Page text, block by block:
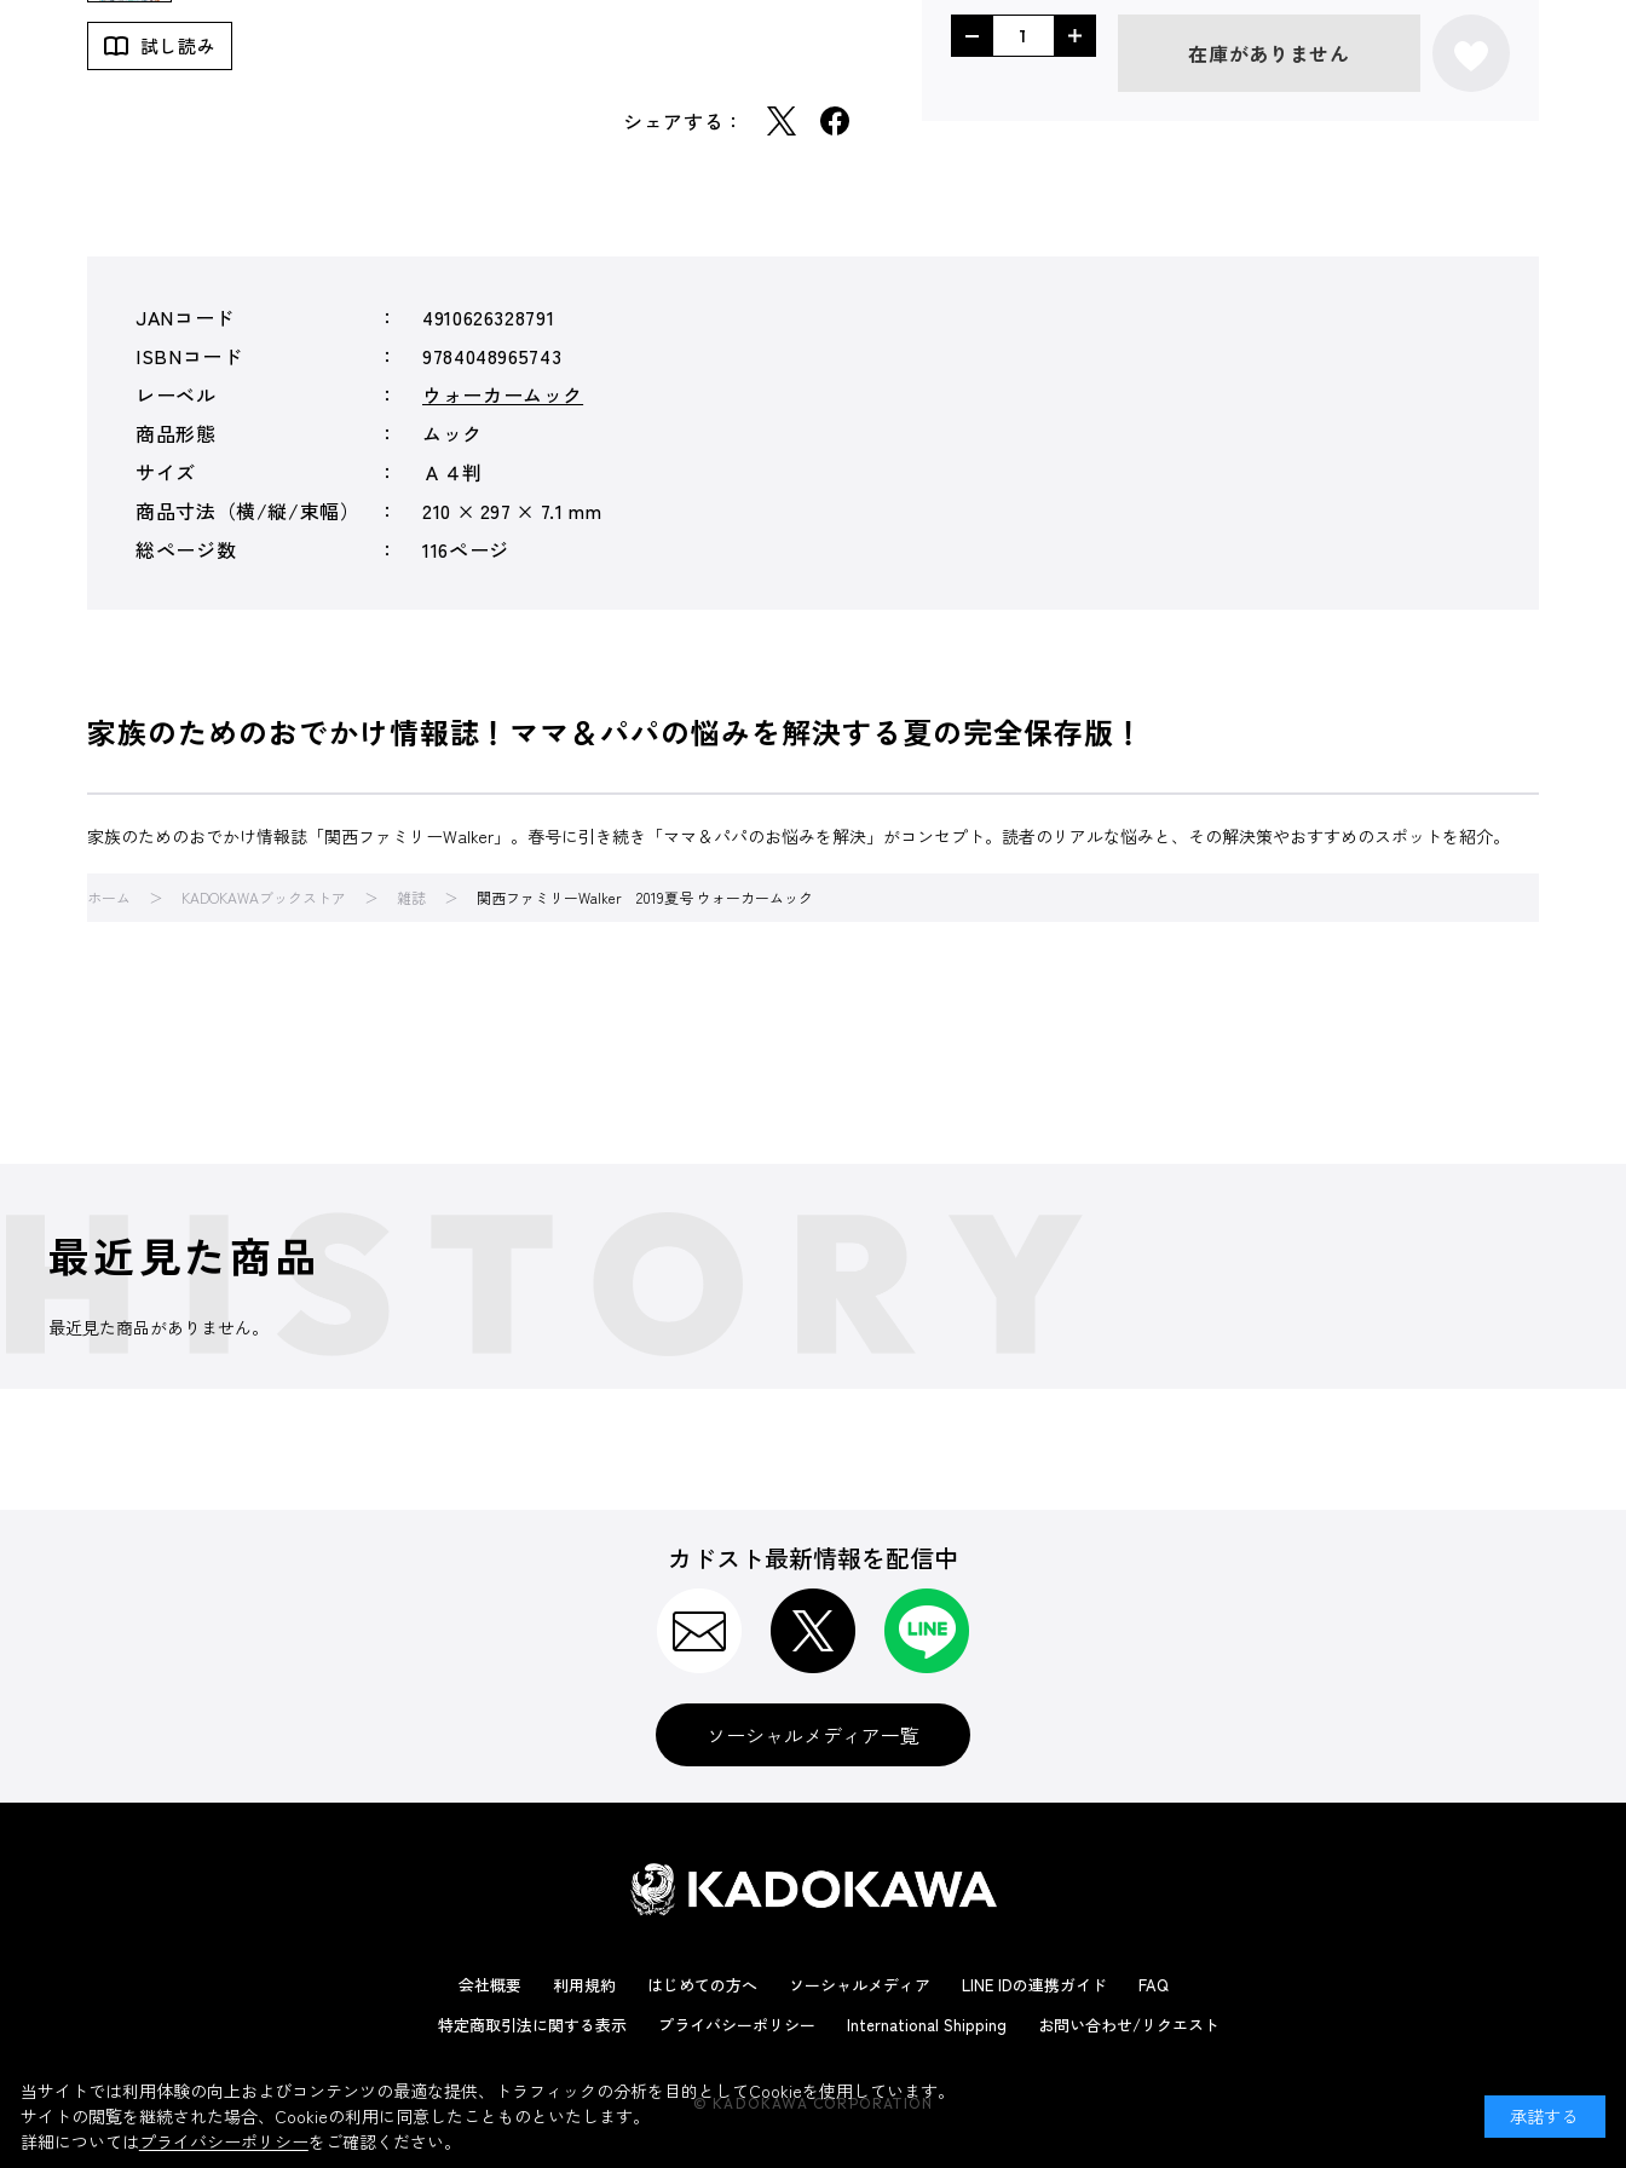
試し読み
シェアする：
在庫がありません
JANコード
4910626328791
ISBNコード
9784048965743
レーベル
ウォーカームック
商品形態
ムック
サイズ
Ａ４判
商品寸法（横/縦/束幅）
210 × 297 × 7.1 mm
総ページ数
116ページ
家族のためのおでかけ情報誌！ママ＆パパの悩みを解決する夏の完全保存版！
家族のためのおでかけ情報誌「関西ファミリーWalker」。春号に引き続き「ママ＆パパのお悩みを解決」がコンセプト。読者のリアルな悩みと、その解決策やおすすめのスポットを紹介。
ホーム KADOKAWAブックストア 雑誌 関西ファミリーWalker 2019夏号 ウォーカームック
最近見た商品
最近見た商品がありません。
カドスト最新情報を配信中
ソーシャルメディア一覧
会社概要 利用規約 はじめての方へ ソーシャルメディア LINE IDの連携ガイド
FAQ
特定商取引法に関する表示
プライバシーポリシー International Shipping お問い合わせ/リクエスト
© KADOKAWA CORPORATION
当サイトでは利用体験の向上およびコンテンツの最適な提供、トラフィックの分析を目的としてCookieを使用しています。
サイトの閲覧を継続された場合、Cookieの利用に同意したことものといたします。
詳細についてはプライバシーポリシーをご確認ください。
承諾する